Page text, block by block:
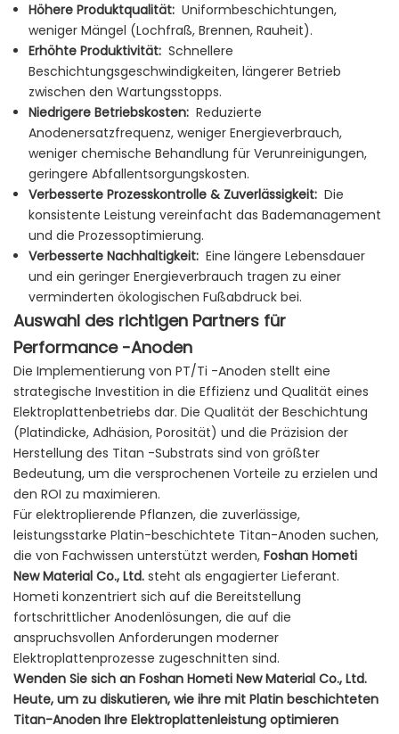
Höhere Produktqualität: Uniformbeschichtungen,
weniger Mängel (Lochfraß, Brennen, Rauheit).
Erhöhte Produktivität: Schnellere
Beschichtungsgeschwindigkeiten, längerer Betrieb
zwischen den Wartungsstopps.
Niedrigere Betriebskosten: Reduzierte
Anodenersatzfrequenz, weniger Energieverbrauch,
weniger chemische Behandlung für Verunreinigungen,
geringere Abfallentsorgungskosten.
Verbesserte Prozesskontrolle & Zuverlässigkeit: Die
konsistente Leistung vereinfacht das Bademanagement
und die Prozessoptimierung.
Verbesserte Nachhaltigkeit: Eine längere Lebensdauer
und ein geringer Energieverbrauch tragen zu einer
verminderten ökologischen Fußabdruck bei.
Auswahl des richtigen Partners für
Performance -Anoden
Die Implementierung von PT/Ti -Anoden stellt eine
strategische Investition in die Effizienz und Qualität eines
Elektroplattenbetriebs dar. Die Qualität der Beschichtung
(Platindicke, Adhäsion, Porosität) und die Präzision der
Herstellung des Titan -Substrats sind von größter
Bedeutung, um die versprochenen Vorteile zu erzielen und
den ROI zu maximieren.
Für elektroplierende Pflanzen, die zuverlässige,
leistungsstarke Platin-beschichtete Titan-Anoden suchen,
die von Fachwissen unterstützt werden, Foshan Hometi
New Material Co., Ltd. steht als engagierter Lieferant.
Hometi konzentriert sich auf die Bereitstellung
fortschrittlicher Anodenlösungen, die auf die
anspruchsvollen Anforderungen moderner
Elektroplattenprozesse zugeschnitten sind.
Wenden Sie sich an Foshan Hometi New Material Co., Ltd.
Heute, um zu diskutieren, wie ihre mit Platin beschichteten
Titan-Anoden Ihre Elektroplattenleistung optimieren